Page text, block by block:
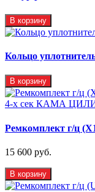
В корзину
Кольцо
В корзину
Ремкомплект г/ц
15 600 руб.
В корзину